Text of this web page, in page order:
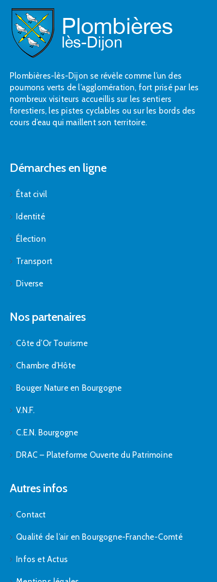
Plombières-lès-Dijon se révèle comme l’un des
poumons verts de l’agglomération, fort prisé par les
nombreux visiteurs accueillis sur les sentiers
forestiers, les pistes cyclables ou sur les bords des
cours d’eau qui maillent son territoire.
Démarches en ligne
État civil
Identité
Élection
Transport
Diverse
Nos partenaires
Côte d’Or Tourisme
Chambre d’Hôte
Bouger Nature en Bourgogne
V.N.F.
C.E.N. Bourgogne
DRAC – Plateforme Ouverte du Patrimoine
Autres infos
Contact
Qualité de l’air en Bourgogne-Franche-Comté
Infos et Actus